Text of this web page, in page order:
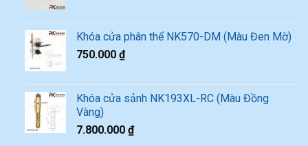
Khóa cửa phân thể NK570-DM (Màu Đen Mờ)
750.000 ₫
Khóa cửa sảnh NK193XL-RC (Màu Đồng
Vàng)
7.800.000 ₫